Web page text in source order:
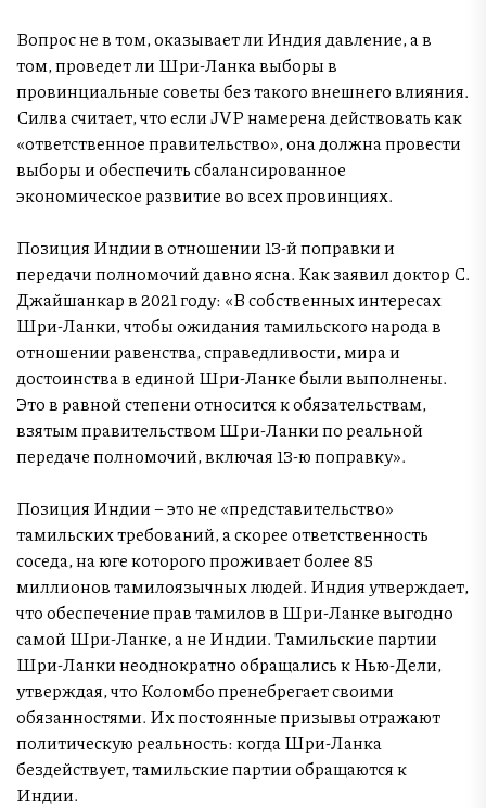
Вопрос не в том, оказывает ли Индия давление, а в
том, проведет ли Шри-Ланка выборы в
провинциальные советы без такого внешнего влияния.
Силва считает, что если JVP намерена действовать как
«ответственное правительство», она должна провести
выборы и обеспечить сбалансированное
экономическое развитие во всех провинциях.
Позиция Индии в отношении 13-й поправки и
передачи полномочий давно ясна. Как заявил доктор С.
Джайшанкар в 2021 году: «В собственных интересах
Шри-Ланки, чтобы ожидания тамильского народа в
отношении равенства, справедливости, мира и
достоинства в единой Шри-Ланке были выполнены.
Это в равной степени относится к обязательствам,
взятым правительством Шри-Ланки по реальной
передаче полномочий, включая 13-ю поправку».
Позиция Индии – это не «представительство»
тамильских требований, а скорее ответственность
соседа, на юге которого проживает более 85
миллионов тамилоязычных людей. Индия утверждает,
что обеспечение прав тамилов в Шри-Ланке выгодно
самой Шри-Ланке, а не Индии. Тамильские партии
Шри-Ланки неоднократно обращались к Нью-Дели,
утверждая, что Коломбо пренебрегает своими
обязанностями. Их постоянные призывы отражают
политическую реальность: когда Шри-Ланка
бездействует, тамильские партии обращаются к
Индии.